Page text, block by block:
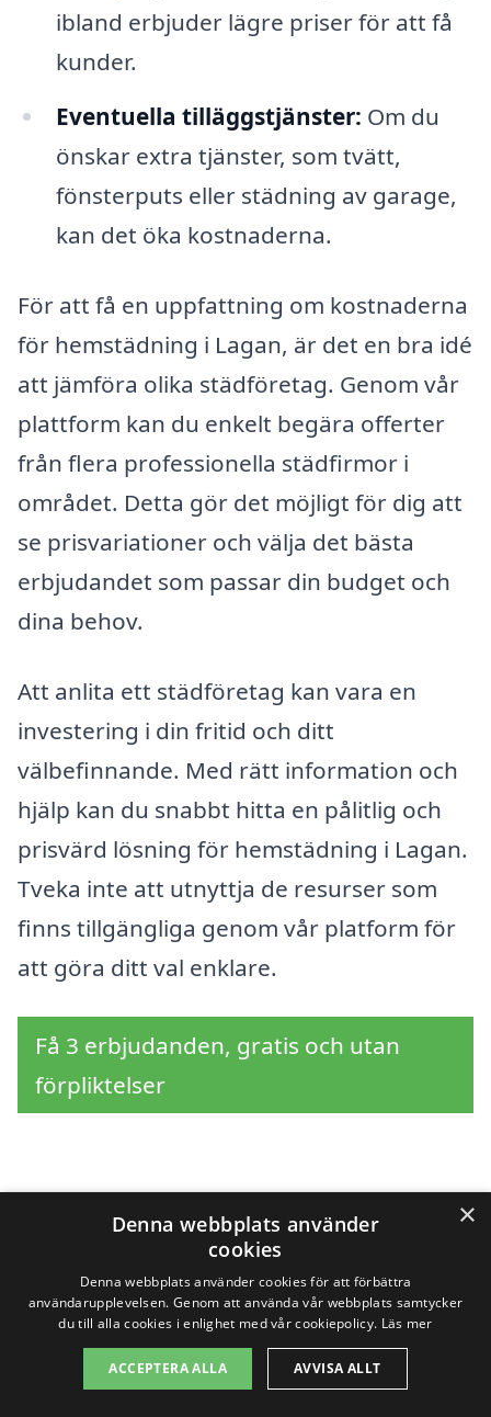
ibland erbjuder lägre priser för att få
kunder.
Eventuella tilläggstjänster: Om du
önskar extra tjänster, som tvätt,
fönsterputs eller städning av garage,
kan det öka kostnaderna.
För att få en uppfattning om kostnaderna
för hemstädning i Lagan, är det en bra idé
att jämföra olika städföretag. Genom vår
plattform kan du enkelt begära offerter
från flera professionella städfirmor i
området. Detta gör det möjligt för dig att
se prisvariationer och välja det bästa
erbjudandet som passar din budget och
dina behov.
Att anlita ett städföretag kan vara en
investering i din fritid och ditt
välbefinnande. Med rätt information och
hjälp kan du snabbt hitta en pålitlig och
prisvärd lösning för hemstädning i Lagan.
Tveka inte att utnyttja de resurser som
finns tillgängliga genom vår platform för
att göra ditt val enklare.
Få 3 erbjudanden, gratis och utan
förpliktelser
Sök efter professionell
hemstädning nära
Lagan
Letar du efter hemstädning i Lagan? Det
×
Denna webbplats använder
cookies
Denna webbplats använder cookies för att förbättra
användarupplevelsen. Genom att använda vår webbplats samtycker
du till alla cookies i enlighet med vår cookiepolicy. Läs mer
ACCEPTERA ALLA AVVISA ALLT